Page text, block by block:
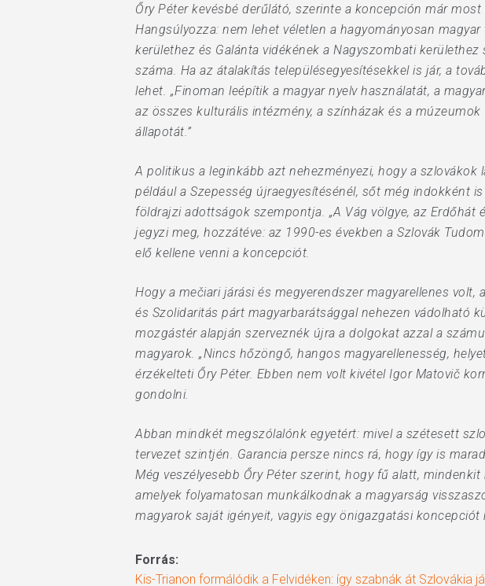
Őry Péter kevésbé derűlátó, szerinte a koncepción már
Hangsúlyozza: nem lehet véletlen a hagyományosan
kerülethez és Galánta vidékének a Nagyszombati
száma. Ha az átalakítás település­egyesítésekkel is jár, a
lehet. „Finoman leépítik a magyar nyelv használatát, a
az összes kulturális intézmény, a színházak és a
állapotát.”
A politikus a leginkább azt nehezményezi, hogy a
például a Szepesség újraegyesítésénél, sőt még indokként
földrajzi adottságok szempontja. „A Vág völgye, az Erdőhát
jegyzi meg, hozzátéve: az 1990-es években a Szlovák
elő kellene venni a koncepciót.
Hogy a mečiari járási és megyerendszer magyarellenes
és Szolidaritás párt magyarbarátsággal nehezen vádolható
mozgástér alapján szerveznék újra a dolgokat azzal a
magyarok. „Nincs hőzöngő, hangos magyarellenesség,
érzékelteti Őry Péter. Ebben nem volt kivétel Igor Matovič
gondolni.
Abban mindkét megszólalónk egyetért: mivel a szétesett
tervezet szintjén. Garancia persze nincs rá, hogy így is
Még veszélyesebb Őry Péter szerint, hogy fű alatt,
amelyek folyamatosan munkálkodnak a magyarság
magyarok saját igényeit, vagyis egy önigazgatási koncepciót
Forrás:
Kis-Trianon formálódik a Felvidéken: így szabnák át Szlovákia